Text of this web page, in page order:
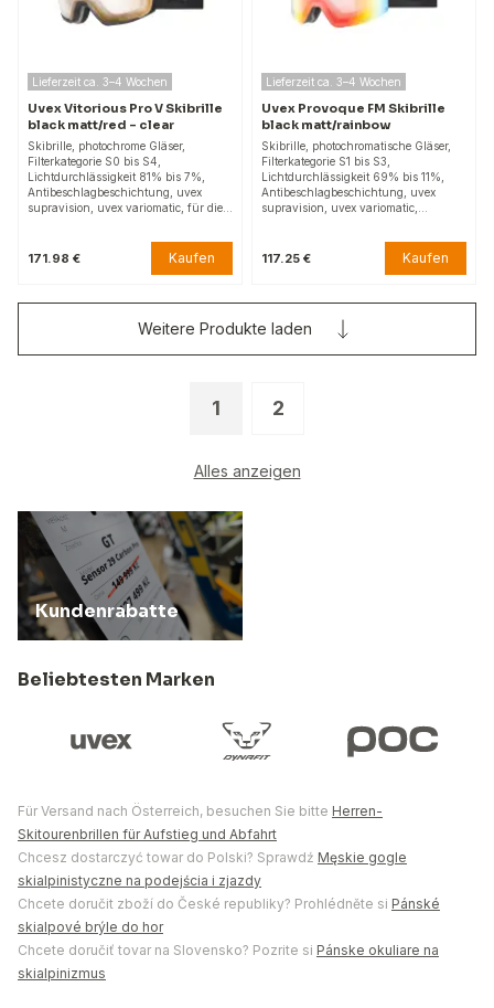
Lieferzeit ca. 3–4 Wochen
Uvex Vitorious Pro V Skibrille
black matt/red - clear
Skibrille, photochrome Gläser,
Filterkategorie S0 bis S4,
Lichtdurchlässigkeit 81% bis 7%,
Antibeschlagbeschichtung, uvex
supravision, uvex variomatic, für die…
171.98 € Kaufen
Lieferzeit ca. 3–4 Wochen
Uvex Provoque FM Skibrille
black matt/rainbow
Skibrille, photochromatische Gläser,
Filterkategorie S1 bis S3,
Lichtdurchlässigkeit 69% bis 11%,
Antibeschlagbeschichtung, uvex
supravision, uvex variomatic,…
117.25 € Kaufen
1 2
Alles anzeigen
Weitere Produkte laden
Kundenrabatte
Beliebtesten Marken
Für Versand nach Österreich, besuchen Sie bitte Herren-
Skitourenbrillen für Aufstieg und Abfahrt
Chcesz dostarczyć towar do Polski? Sprawdź Męskie gogle
skialpinistyczne na podejścia i zjazdy
Chcete doručit zboží do České republiky? Prohlédněte si Pánské
skialpové brýle do hor
Chcete doručiť tovar na Slovensko? Pozrite si Pánske okuliare na
skialpinizmus